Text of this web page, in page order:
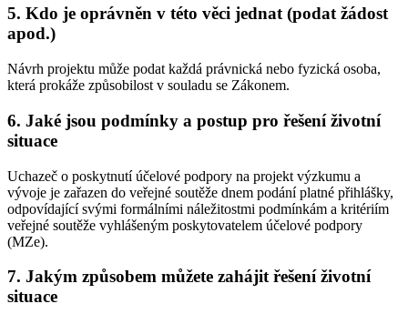
5. Kdo je oprávněn v této věci jednat (podat žádost
apod.)
Návrh projektu může podat každá právnická nebo fyzická osoba,
která prokáže způsobilost v souladu se Zákonem.
6. Jaké jsou podmínky a postup pro řešení životní
situace
Uchazeč o poskytnutí účelové podpory na projekt výzkumu a
vývoje je zařazen do veřejné soutěže dnem podání platné přihlášky,
odpovídající svými formálními náležitostmi podmínkám a kritériím
veřejné soutěže vyhlášeným poskytovatelem účelové podpory
(MZe).
7. Jakým způsobem můžete zahájit řešení životní
situace